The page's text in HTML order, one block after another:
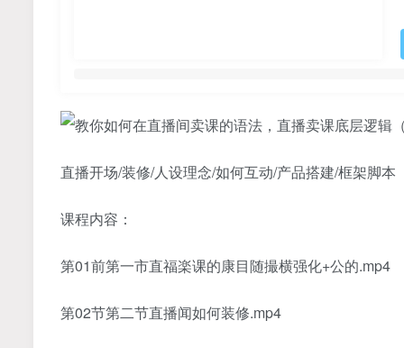
直播开场/装修/人设理念/如何互动/产品搭建/框架脚本
课程内容：
第01前第一市直福楽课的康目随撮横强化+公的.mp4
第02节第二节直播闻如何装修.mp4